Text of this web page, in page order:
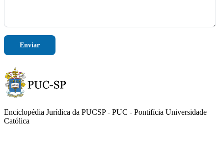
Enviar
Enciclopédia Jurídica da PUCSP - PUC - Pontifícia Universidade
Católica